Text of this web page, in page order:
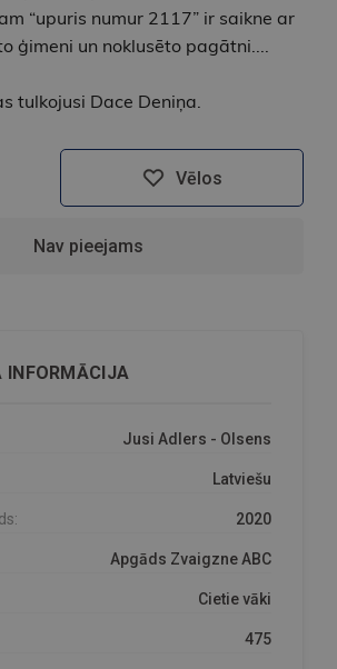
“upuris numur 2117” ir saikne ar
ģimeni un noklusēto pagātni....
tulkojusi Dace Deniņa.
Vēlos
Nav pieejams
INFORMĀCIJA
Jusi Adlers - Olsens
Latviešu
2020
Apgāds Zvaigzne ABC
Cietie vāki
475